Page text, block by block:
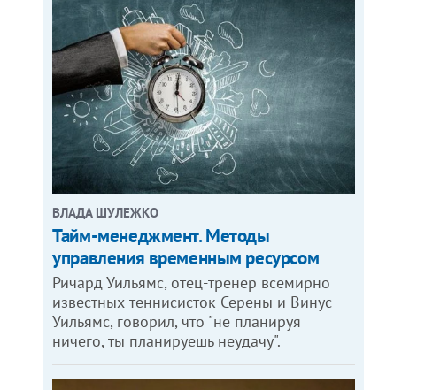
ВЛАДА ШУЛЕЖКО
Тайм-менеджмент. Методы
управления временным ресурсом
Ричард Уильямс, отец-тренер всемирно
известных теннисисток Серены и Винус
Уильямс, говорил, что "не планируя
ничего, ты планируешь неудачу".